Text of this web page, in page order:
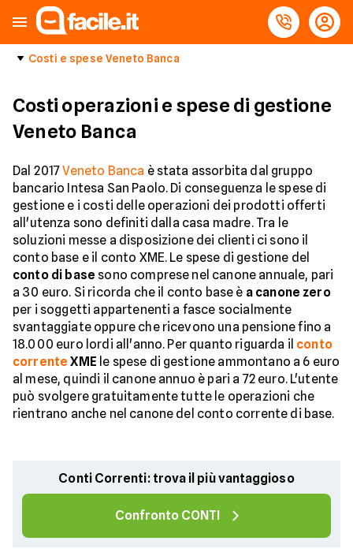
Costi e spese Veneto Banca
Costi operazioni e spese di gestione
Veneto Banca
Dal 2017Veneto Banca è stata assorbita dal gruppo
bancario Intesa San Paolo. Di conseguenza le spese di
gestione e i costi delle operazioni dei prodotti offerti
all'utenza sono definiti dalla casa madre. Tra le
soluzioni messe a disposizione dei clienti ci sono il
conto base e il conto XME. Le spese di gestione del
conto di base sono comprese nel canone annuale, pari
a 30 euro. Si ricorda che il conto base è a canone zero
per i soggetti appartenenti a fasce socialmente
svantaggiate oppure che ricevono una pensione fino a
18.000 euro lordi all'anno. Per quanto riguarda il conto
corrente XME le spese di gestione ammontano a 6 euro
al mese, quindi il canone annuo è pari a 72 euro. L'utente
può svolgere gratuitamente tutte le operazioni che
rientrano anche nel canone del conto corrente di base.
Conti Correnti: trova il più vantaggioso
Confronto CONTI